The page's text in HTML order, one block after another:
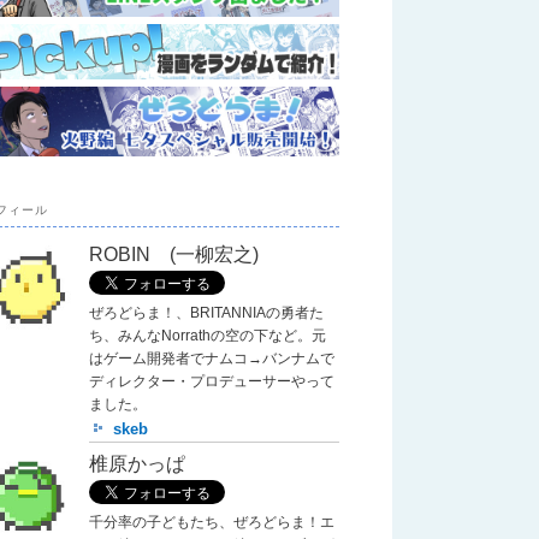
ィール
ROBIN (一柳宏之)
ぜろどらま！、BRITANNIAの勇者た
ち、みんなNorrathの空の下など。元
はゲーム開発者でナムコ→バンナムで
ディレクター・プロデューサーやって
ました。
skeb
椎原かっぱ
千分率の子どもたち、ぜろどらま！エ